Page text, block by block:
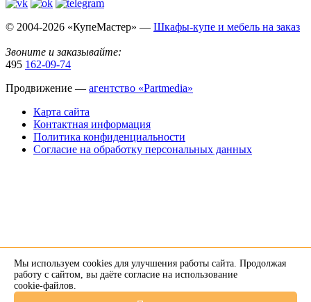
© 2004-2026 «КупеМастер» — Шкафы-купе и мебель на заказ
Звоните и заказывайте:
495 162-09-74
Продвижение — агентство «Partmedia»
Карта сайта
Контактная информация
Политика конфиденциальности
Согласие на обработку персональных данных
Напишите нам в Telegram
Мы используем cookies для улучшения работы сайта. Продолжая
работу с сайтом, вы даёте согласие на использование
cookie-файлов.